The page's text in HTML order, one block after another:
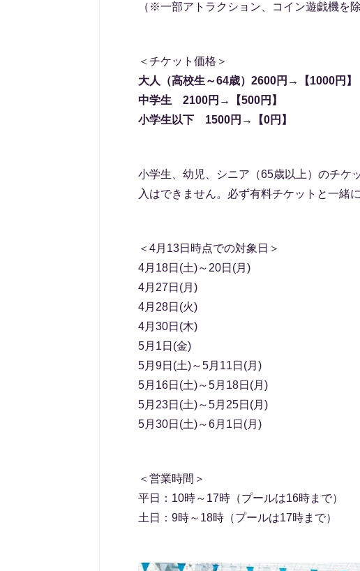
（※一部アトラクション、コイン遊戯機を除
＜チケット価格＞
大人（高校生～64歳）2600円→【1000円】
中学生 2100円→【500円】
小学生以下 1500円→【0円】
小学生、幼児、シニア（65歳以上）のチケ
入はできません。必ず有料チケットと一緒
＜4月13日時点での対象日＞
4月18日(土)～20日(月)
4月27日(月)
4月28日(火)
4月30日(木)
5月1日(金)
5月9日(土)～5月11日(月)
5月16日(土)～5月18日(月)
5月23日(土)～5月25日(月)
5月30日(土)～6月1日(月)
＜営業時間＞
平日：10時～17時（プールは16時まで）
土日：9時～18時（プールは17時まで）